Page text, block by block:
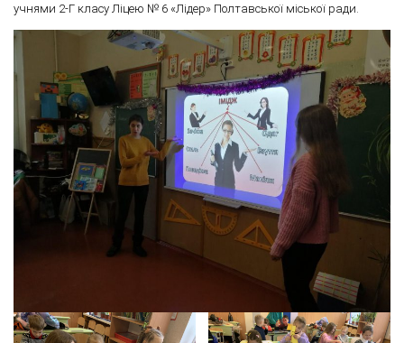
учнями 2-Г класу Ліцею № 6 «Лідер» Полтавської міської ради.